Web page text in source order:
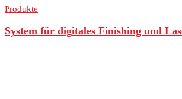
Produkte
System für digitales Finishing und